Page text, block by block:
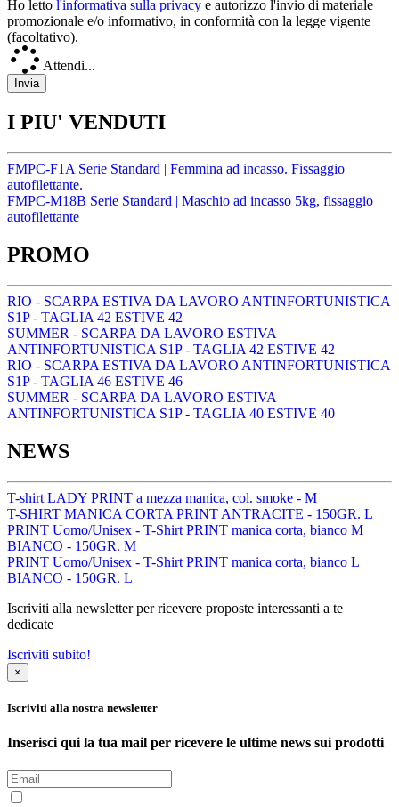
Ho letto l'informativa sulla privacy e autorizzo l'invio di materiale
promozionale e/o informativo, in conformità con la legge vigente
(facoltativo).
Attendi...
I PIU' VENDUTI
FMPC-F1A Serie Standard | Femmina ad incasso. Fissaggio
autofilettante.
FMPC-M18B Serie Standard | Maschio ad incasso 5kg, fissaggio
autofilettante
PROMO
RIO - SCARPA ESTIVA DA LAVORO ANTINFORTUNISTICA
S1P - TAGLIA 42 ESTIVE 42
SUMMER - SCARPA DA LAVORO ESTIVA
ANTINFORTUNISTICA S1P - TAGLIA 42 ESTIVE 42
RIO - SCARPA ESTIVA DA LAVORO ANTINFORTUNISTICA
S1P - TAGLIA 46 ESTIVE 46
SUMMER - SCARPA DA LAVORO ESTIVA
ANTINFORTUNISTICA S1P - TAGLIA 40 ESTIVE 40
NEWS
T-shirt LADY PRINT a mezza manica, col. smoke - M
T-SHIRT MANICA CORTA PRINT ANTRACITE - 150GR. L
PRINT Uomo/Unisex - T-Shirt PRINT manica corta, bianco M
BIANCO - 150GR. M
PRINT Uomo/Unisex - T-Shirt PRINT manica corta, bianco L
BIANCO - 150GR. L
Iscriviti alla newsletter per ricevere proposte interessanti a te
dedicate
Iscriviti subito!
×
Iscriviti alla nostra newsletter
Inserisci qui la tua mail per ricevere le ultime news sui prodotti